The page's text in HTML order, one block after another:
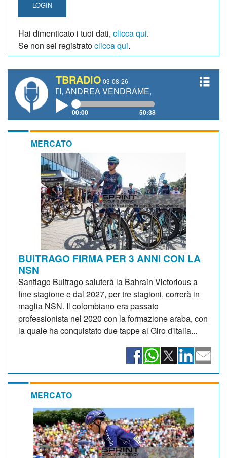
LOGIN
Hai dimenticato i tuoi dati, clicca qui.
Se non sei registratoclicca qui.
TBRADIO 03-08-26
ANDREA VENDRAME, FILIPPO FIORELLI
00:00 50:38
MERCATO
BUITRAGO FIRMA PER 3 ANNI CON LA
NSN
Santiago Buitrago saluterà la Bahrain Victorious a
fine stagione e dal 2027, per tre stagioni, correrà in
maglia NSN. Il colombiano era passato
professionista nel 2020 con la formazione araba, con
la quale ha conquistato due tappe al Giro d'Italia...
MERCATO